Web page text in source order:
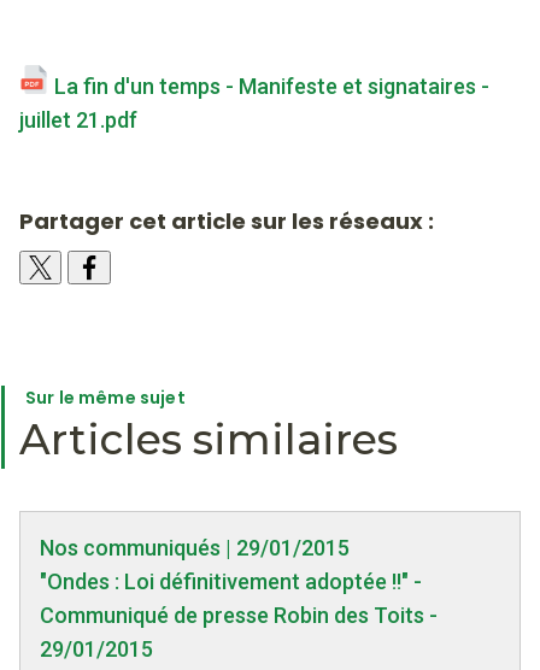
La fin d'un temps - Manifeste et signataires -
juillet 21.pdf
Partager cet article sur les réseaux :
Sur le même sujet
Articles similaires
Nos communiqués | 29/01/2015
"Ondes : Loi définitivement adoptée !!" -
Communiqué de presse Robin des Toits -
29/01/2015